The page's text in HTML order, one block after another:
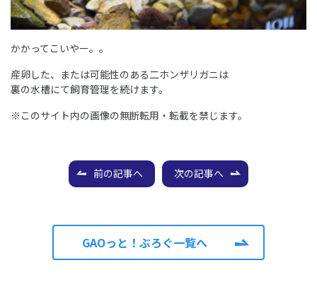
かかってこいやー。。
産卵した、または可能性のある二ホンザリガニは
裏の水槽にて飼育管理を続けます。
※このサイト内の画像の無断転用・転載を禁じます。
前の記事へ 次の記事へ
GAOっと！ぶろぐ一覧へ